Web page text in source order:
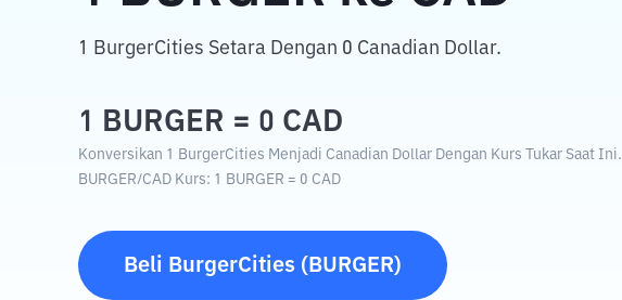
1 BurgerCities Setara Dengan 0 Canadian Dollar.
1 BURGER = 0 CAD
Konversikan 1 BurgerCities Menjadi Canadian Dollar Dengan Kurs Tukar Saat Ini.
BURGER/CAD Kurs: 1 BURGER = 0 CAD
Beli BurgerCities ( BURGER)